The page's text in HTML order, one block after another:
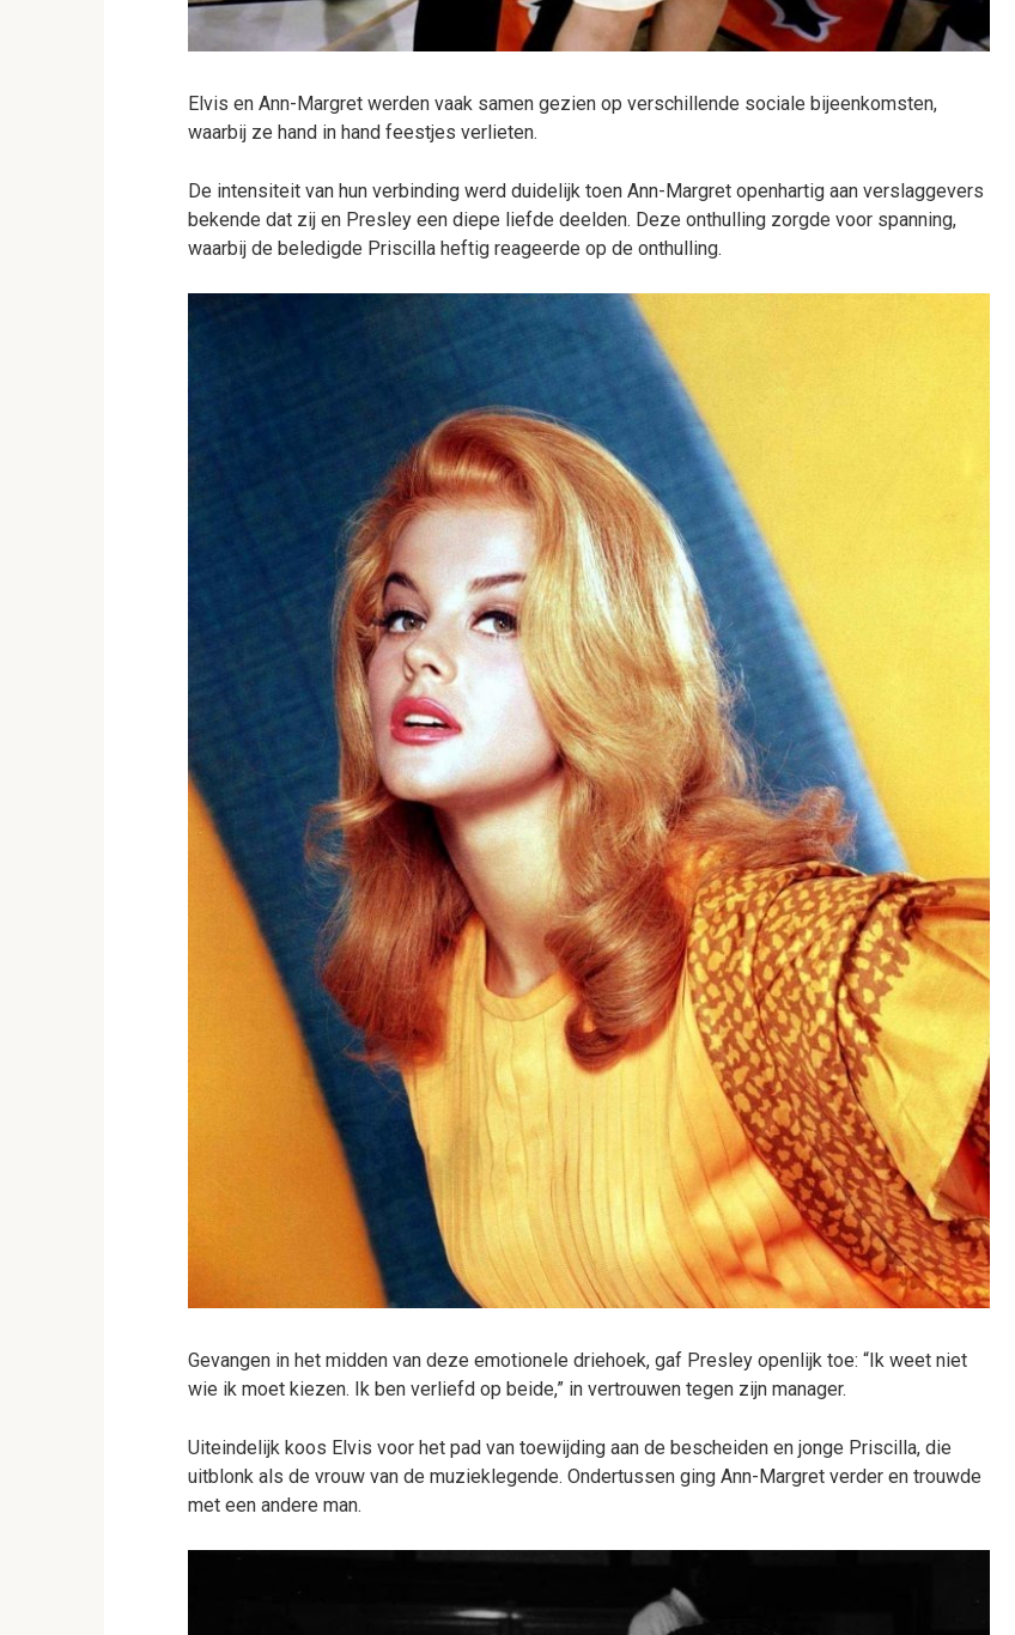
Elvis en Ann-Margret werden vaak samen gezien op verschillende sociale bijeenkomsten,
waarbij ze hand in hand feestjes verlieten.
De intensiteit van hun verbinding werd duidelijk toen Ann-Margret openhartig aan verslaggevers
bekende dat zij en Presley een diepe liefde deelden. Deze onthulling zorgde voor spanning,
waarbij de beledigde Priscilla heftig reageerde op de onthulling.
Gevangen in het midden van deze emotionele driehoek, gaf Presley openlijk toe: “Ik weet niet
wie ik moet kiezen. Ik ben verliefd op beide,” in vertrouwen tegen zijn manager.
Uiteindelijk koos Elvis voor het pad van toewijding aan de bescheiden en jonge Priscilla, die
uitblonk als de vrouw van de muzieklegende. Ondertussen ging Ann-Margret verder en trouwde
met een andere man.